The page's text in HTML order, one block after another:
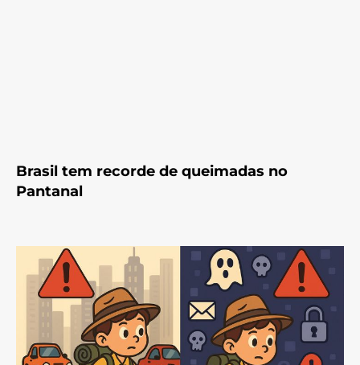
Brasil tem recorde de queimadas no
Pantanal